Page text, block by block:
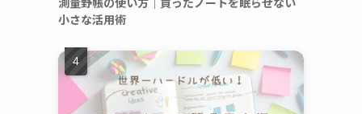
小さな活用術